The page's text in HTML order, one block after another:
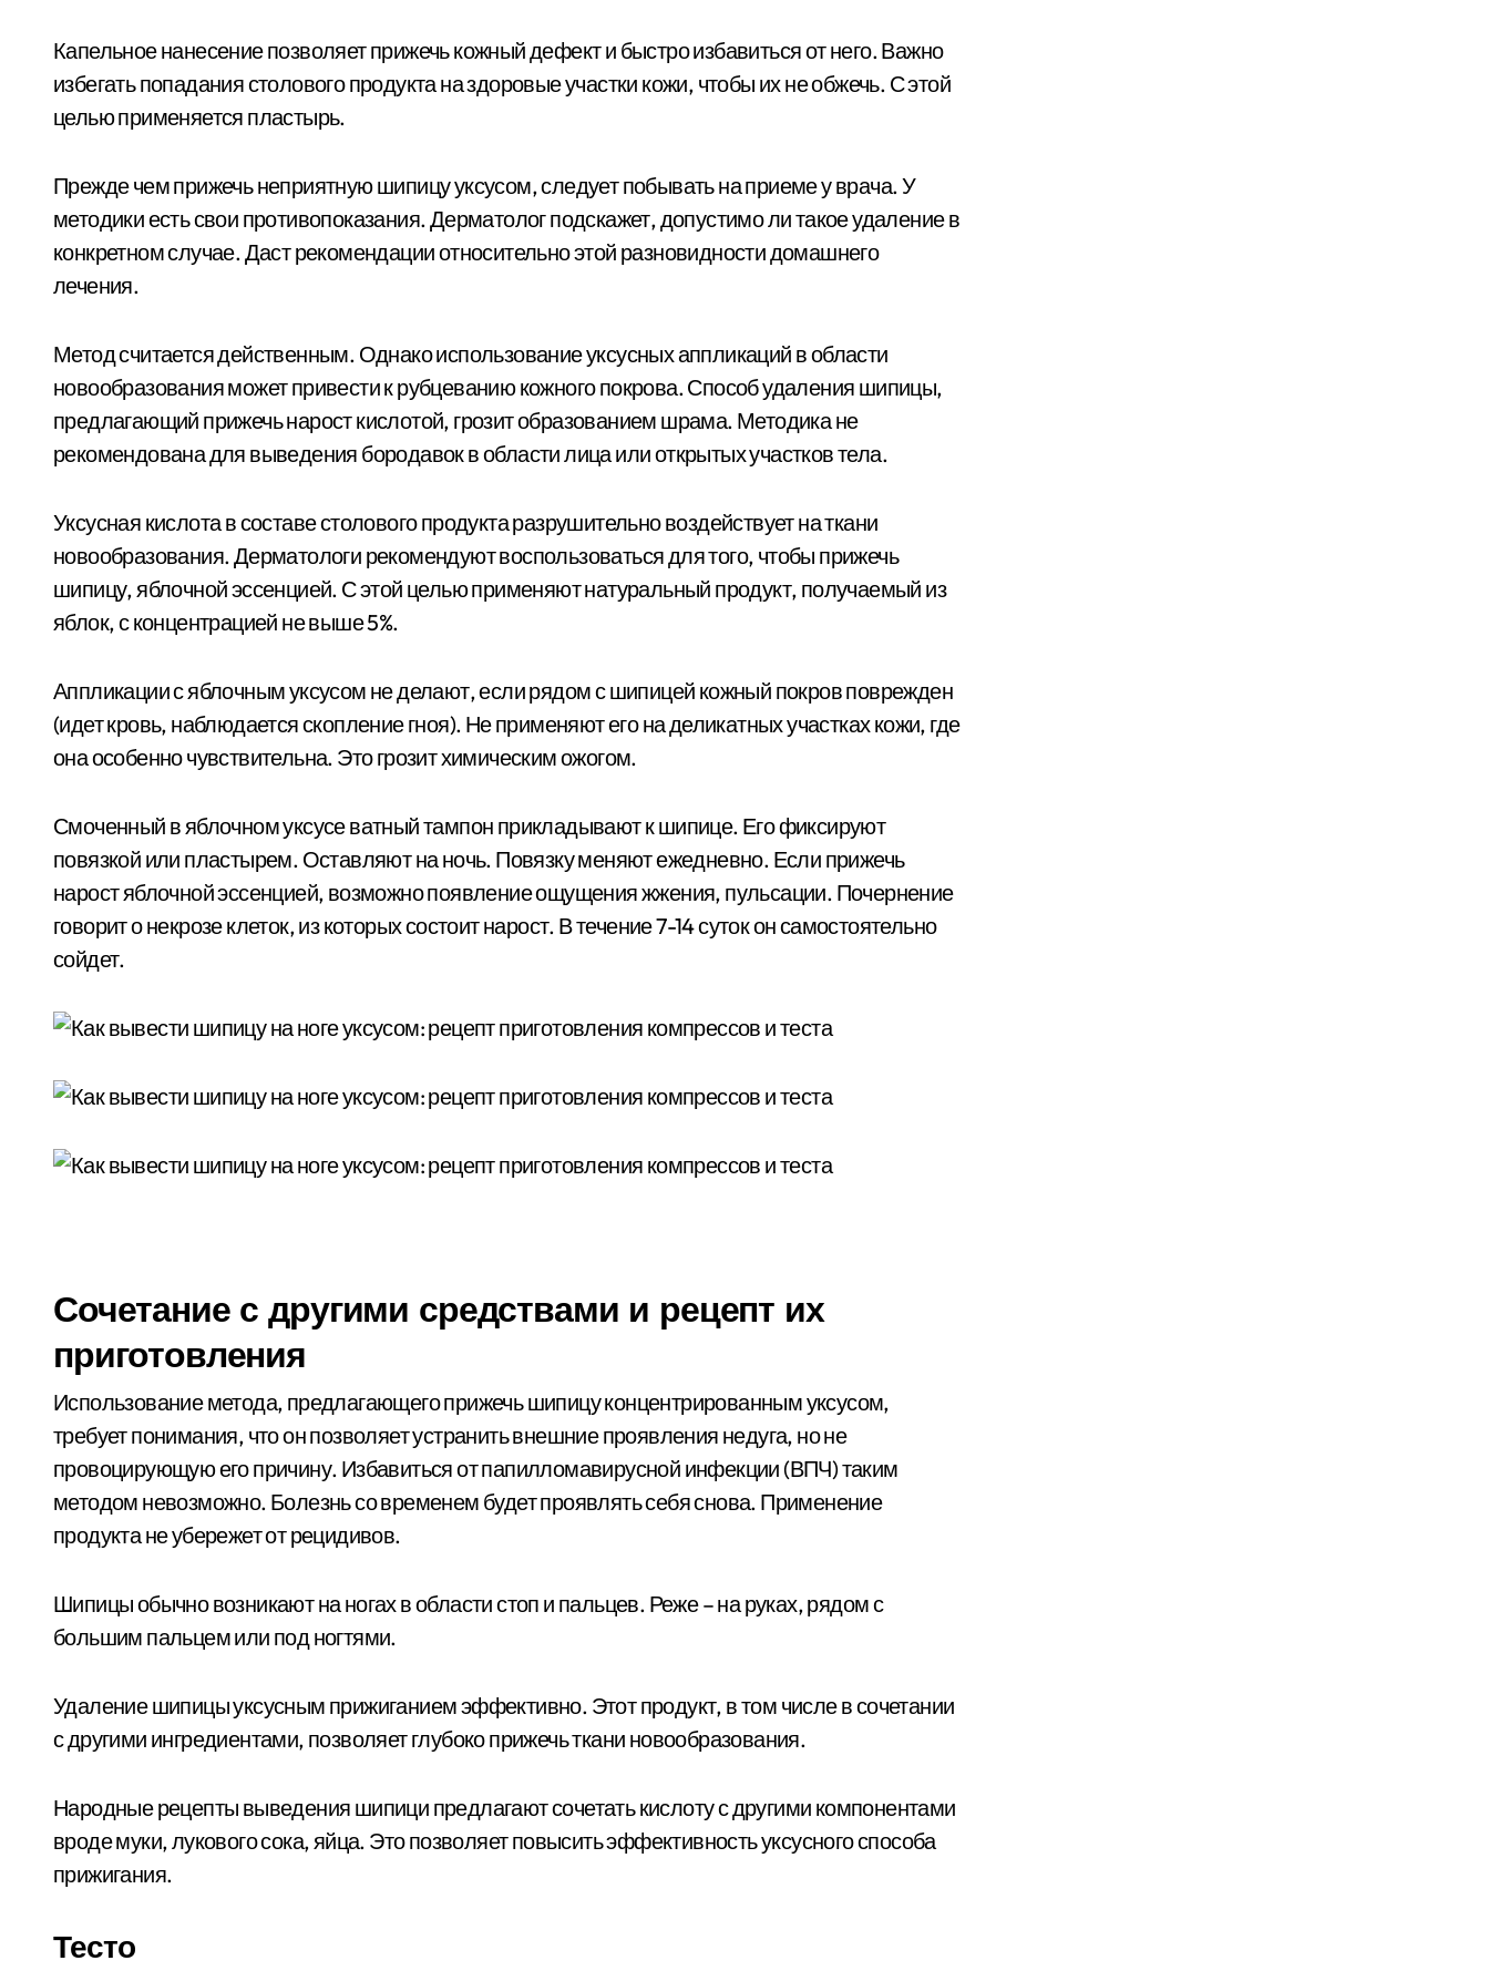
Капельное нанесение позволяет прижечь кожный дефект и быстро избавиться от него. Важно
избегать попадания столового продукта на здоровые участки кожи, чтобы их не обжечь. С этой
целью применяется пластырь.
Прежде чем прижечь неприятную шипицу уксусом, следует побывать на приеме у врача. У
методики есть свои противопоказания. Дерматолог подскажет, допустимо ли такое удаление в
конкретном случае. Даст рекомендации относительно этой разновидности домашнего
лечения.
Метод считается действенным. Однако использование уксусных аппликаций в области
новообразования может привести к рубцеванию кожного покрова. Способ удаления шипицы,
предлагающий прижечь нарост кислотой, грозит образованием шрама. Методика не
рекомендована для выведения бородавок в области лица или открытых участков тела.
Уксусная кислота в составе столового продукта разрушительно воздействует на ткани
новообразования. Дерматологи рекомендуют воспользоваться для того, чтобы прижечь
шипицу, яблочной эссенцией. С этой целью применяют натуральный продукт, получаемый из
яблок, с концентрацией не выше 5%.
Аппликации с яблочным уксусом не делают, если рядом с шипицей кожный покров поврежден
(идет кровь, наблюдается скопление гноя). Не применяют его на деликатных участках кожи, где
она особенно чувствительна. Это грозит химическим ожогом.
Смоченный в яблочном уксусе ватный тампон прикладывают к шипице. Его фиксируют
повязкой или пластырем. Оставляют на ночь. Повязку меняют ежедневно. Если прижечь
нарост яблочной эссенцией, возможно появление ощущения жжения, пульсации. Почернение
говорит о некрозе клеток, из которых состоит нарост. В течение 7-14 суток он самостоятельно
сойдет.
Сочетание с другими средствами и рецепт их
приготовления
Использование метода, предлагающего прижечь шипицу концентрированным уксусом,
требует понимания, что он позволяет устранить внешние проявления недуга, но не
провоцирующую его причину. Избавиться от папилломавирусной инфекции (ВПЧ) таким
методом невозможно. Болезнь со временем будет проявлять себя снова. Применение
продукта не убережет от рецидивов.
Шипицы обычно возникают на ногах в области стоп и пальцев. Реже – на руках, рядом с
большим пальцем или под ногтями.
Удаление шипицы уксусным прижиганием эффективно. Этот продукт, в том числе в сочетании
с другими ингредиентами, позволяет глубоко прижечь ткани новообразования.
Народные рецепты выведения шипици предлагают сочетать кислоту с другими компонентами
вроде муки, лукового сока, яйца. Это позволяет повысить эффективность уксусного способа
прижигания.
Тесто